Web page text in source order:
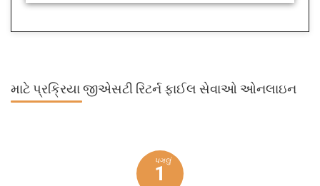
માટે પ્રક્રિયાજીએસટી રિટર્ન ફાઈલ સેવાઓ ઓનલાઇન
પગલું
1